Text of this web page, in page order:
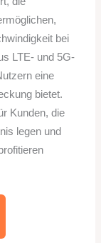
bei
LTE- und 5G-
eine
bietet.
Kunden, die
legen und